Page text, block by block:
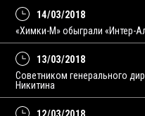
14/03/2018
«Химки-М» обыграли «Интер-
13/03/2018
Советником генерального
Никитина